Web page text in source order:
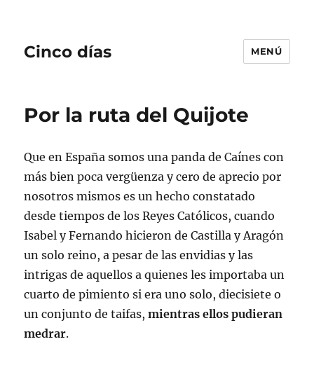
Cinco días MENÚ
Por la ruta del Quijote
Que en España somos una panda de Caínes con
más bien poca vergüenza y cero de aprecio por
nosotros mismos es un hecho constatado
desde tiempos de los Reyes Católicos, cuando
Isabel y Fernando hicieron de Castilla y Aragón
un solo reino, a pesar de las envidias y las
intrigas de aquellos a quienes les importaba un
cuarto de pimiento si era uno solo, diecisiete o
un conjunto de taifas,mientras ellos pudieran
medrar.